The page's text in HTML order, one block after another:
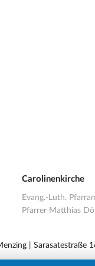
Carolinenkirche
Evang.-Luth.
Pfarrer Matthias
|